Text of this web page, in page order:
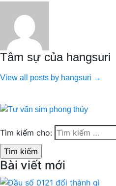
Tâm sự của hangsuri
View all posts by hangsuri →
Tìm kiếm cho:
Bài viết mới